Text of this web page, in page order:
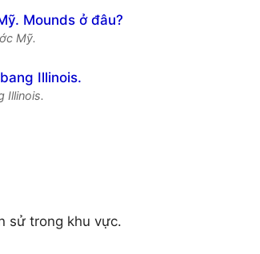
Mỹ.
Illinois.
sử trong khu vực.